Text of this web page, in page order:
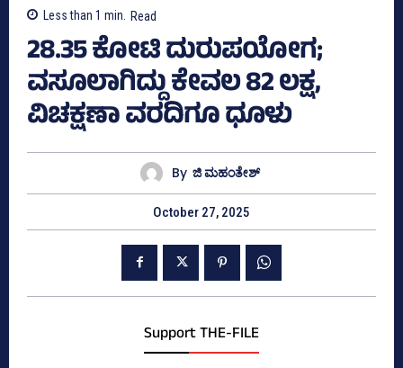
Less than 1 min. Read
28.35 ಕೋಟಿ ದುರುಪಯೋಗ;
ವಸೂಲಾಗಿದ್ದು ಕೇವಲ 82 ಲಕ್ಷ,
ವಿಚಕ್ಷಣಾ ವರದಿಗೂ ಧೂಳು
By ಜಿ ಮಹಂತೇಶ್
October 27, 2025
Support THE-FILE